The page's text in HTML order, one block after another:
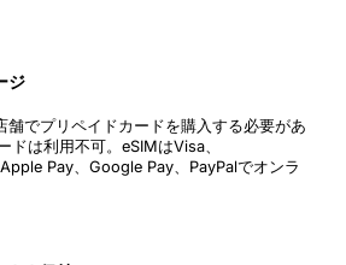
ジ
舗でプリペイドカードを購入する必要があ
ドは利用不可。eSIMはVisa、
Pay、Google Pay、PayPalでオンラ